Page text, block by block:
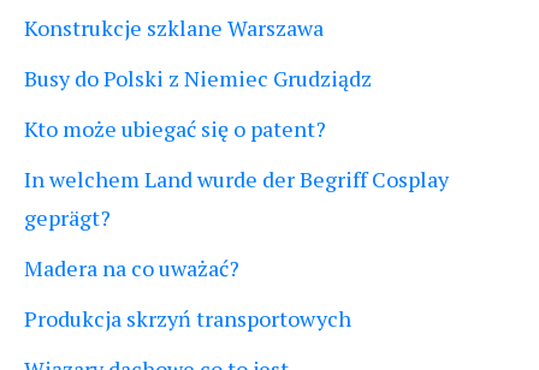
Konstrukcje szklane Warszawa
Busy do Polski z Niemiec Grudziądz
Kto może ubiegać się o patent?
In welchem Land wurde der Begriff Cosplay
geprägt?
Madera na co uważać?
Produkcja skrzyń transportowych